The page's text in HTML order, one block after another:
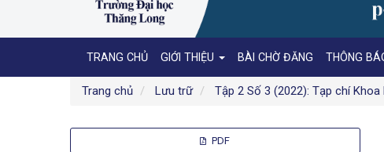
TRANG CHỦ GIỚI THIỆU BÀI CHỜ ĐĂNG THÔNG
Trang chủ Lưu trữ Tập 2 Số 3 (2022): Tạp chí
Thanh
PDF